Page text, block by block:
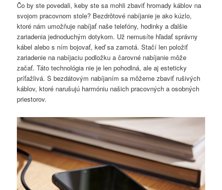
Čo by ste povedali, keby ste sa mohli zbaviť hromady káblov na
svojom pracovnom stole? Bezdrôtové nabíjanie je ako kúzlo,
ktoré nám umožňuje nabíjať naše telefóny, hodinky a ďalšie
zariadenia jednoduchým dotykom. Už nemusíte hľadať správny
kábel alebo s ním bojovať, keď sa zamotá. Stačí len položiť
zariadenie na nabíjaciu podložku a čarovné nabíjanie môže
začať. Táto technológia nie je len pohodlná, ale aj esteticky
príťažlivá. S bezdátovým nabíjaním sa môžeme zbaviť rušivých
káblov, ktoré narušujú harmóniu našich pracovných a osobných
priestorov.